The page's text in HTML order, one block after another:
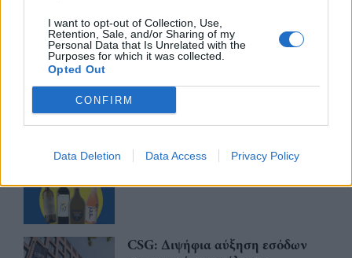
I want to opt-out of Collection, Use,
Retention, Sale, and/or Sharing of my
Personal Data that Is Unrelated with the
Purposes for which it was collected.
Opted Out
CONFIRM
Data Deletion Data Access Privacy Policy
Ατρόμητος και Novibet
ανανεώνουν τη συνεργασία τους
07/08/26|
υπογραφή της Lidl Ελλάς
CSG: Διψήφια αύξηση εσόδων